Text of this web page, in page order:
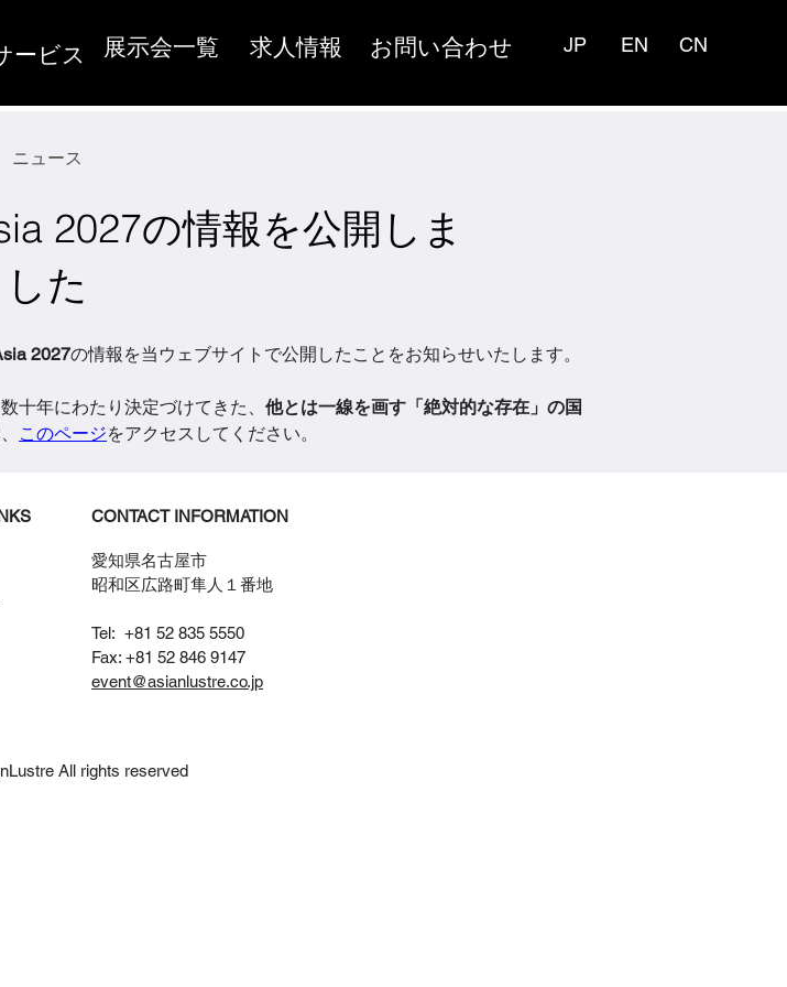
展示会一覧 お問い合わせ JP
ービス 求人情報 EN CN
ニュース
2027の情報を公開しま
した
2027の情報を当ウェブサイトで公開したことをお知らせいたします。
十年にわたり決定づけてきた、 他とは一線を画す「絶対的な存在」の国
このページをアクセスしてください。
CONTACT INFORMATION
愛知県名古屋市
昭和区広路町隼人１番地
Tel: +81 52 835 5550
Fax: +81 52 846 9147
event@asianlustre.co.jp
All rights reserved